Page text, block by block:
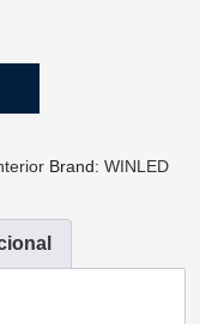
Brand: WINLED